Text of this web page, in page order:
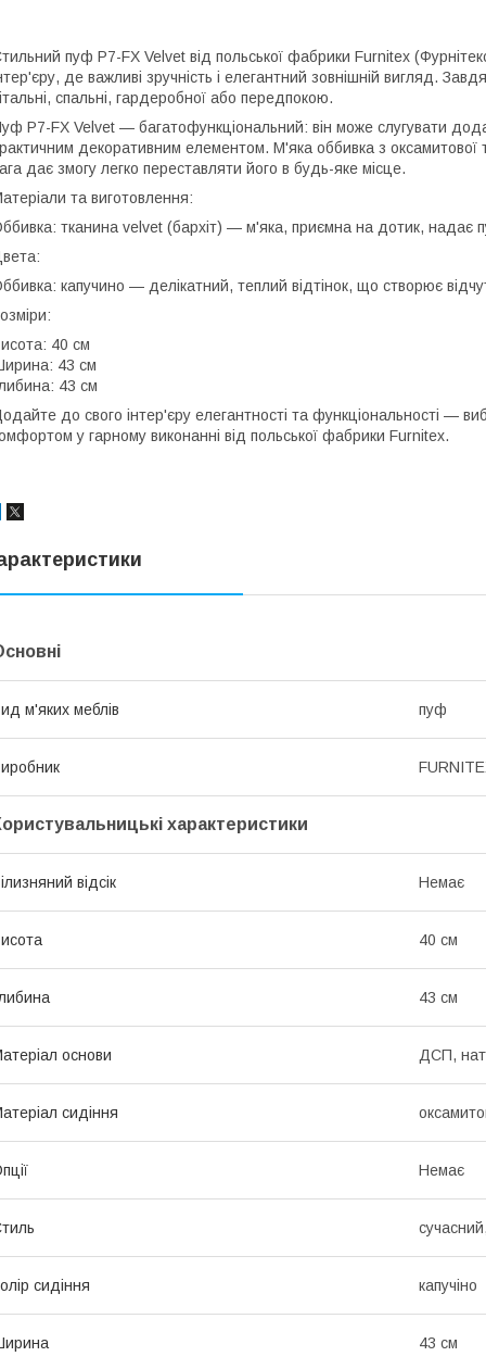
пуф P7-FX Velvet від польської фабрики Furnitex
де важливі зручність і елегантний зовнішній вигляд.
спальні, гардеробної або передпокою.
P7-FX Velvet — багатофункціональний: він може слугувати
декоративним елементом. М'яка оббивка з оксамитової
дає змогу легко переставляти його в будь-яке місце.
та виготовлення:
тканина velvet (бархіт) — м'яка, приємна на дотик, надає
капучино — делікатний, теплий відтінок, що створює
40 см
43 см
43 см
до свого інтер'єру елегантності та функціональності —
у гарному виконанні від польської фабрики Furnitex.
м'яких меблів пуф
характеристики
відсік Немає
40 см
43 см
основи ДСП,
сидіння
Немає
сидіння капучіно
43 см